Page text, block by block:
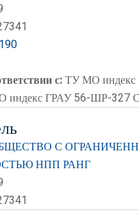
с:ТУ МО индекс
ГРАУ 56-ШР-327
С
НПП РАНГ